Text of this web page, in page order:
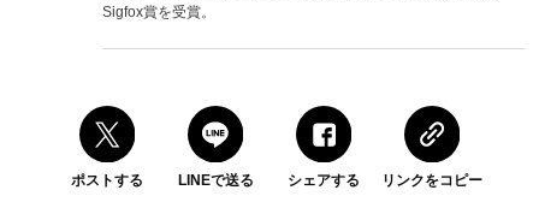
Sigfox賞を受賞。
ポストする LINEで送る シェアする リンクをコピー